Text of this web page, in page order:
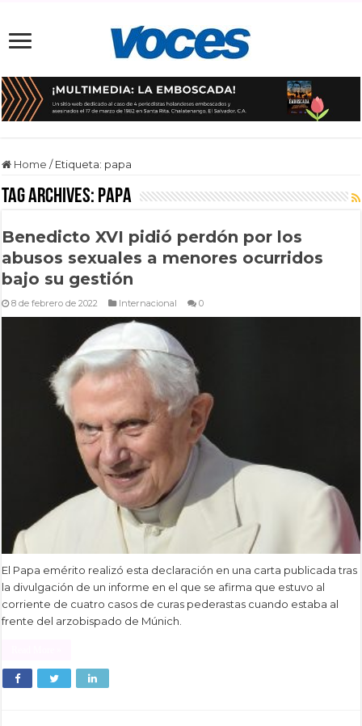
Home / Etiqueta: papa
Tag Archives: papa
Benedicto XVI pidió perdón por los
abusos sexuales a menores ocurridos
bajo su gestión
8 de febrero de 2022 Internacional 0
El Papa emérito realizó esta declaración en una carta publicada tras
la divulgación de un informe en el que se afirma que estuvo al
corriente de cuatro casos de curas pederastas cuando estaba al
frente del arzobispado de Múnich.